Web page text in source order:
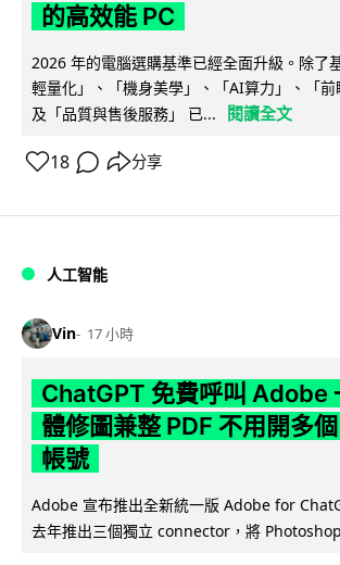
的高效能 PC
2026 年的電腦選購基準已經全面升級。除了
輕量化」、「機身美學」、「AI算力」、「
及「品質與售後服務」 已...
閱讀全文
18 分享
人工智能
Vin 17 小時
ChatGPT 免費呼叫 Adobe
體修圖兼整 PDF 不用開多
帳號
Adobe 宣布推出全新統一版 Adobe for
去年推出三個獨立 connector，將